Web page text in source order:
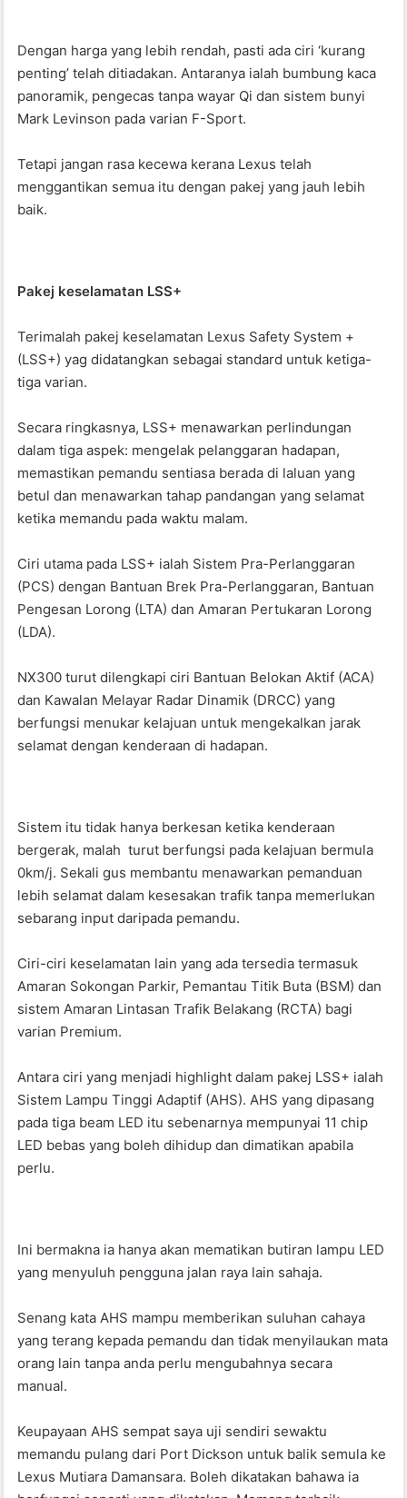
Dengan harga yang lebih rendah, pasti ada ciri ‘kurang
penting’ telah ditiadakan. Antaranya ialah bumbung kaca
panoramik, pengecas tanpa wayar Qi dan sistem bunyi
Mark Levinson pada varian F-Sport.
Tetapi jangan rasa kecewa kerana Lexus telah
menggantikan semua itu dengan pakej yang jauh lebih
baik.
Pakej keselamatan LSS+
Terimalah pakej keselamatan Lexus Safety System +
(LSS+) yag didatangkan sebagai standard untuk ketiga-
tiga varian.
Secara ringkasnya, LSS+ menawarkan perlindungan
dalam tiga aspek: mengelak pelanggaran hadapan,
memastikan pemandu sentiasa berada di laluan yang
betul dan menawarkan tahap pandangan yang selamat
ketika memandu pada waktu malam.
Ciri utama pada LSS+ ialah Sistem Pra-Perlanggaran
(PCS) dengan Bantuan Brek Pra-Perlanggaran, Bantuan
Pengesan Lorong (LTA) dan Amaran Pertukaran Lorong
(LDA).
NX300 turut dilengkapi ciri Bantuan Belokan Aktif (ACA)
dan Kawalan Melayar Radar Dinamik (DRCC) yang
berfungsi menukar kelajuan untuk mengekalkan jarak
selamat dengan kenderaan di hadapan.
Sistem itu tidak hanya berkesan ketika kenderaan
bergerak, malah turut berfungsi pada kelajuan bermula
0km/j. Sekali gus membantu menawarkan pemanduan
lebih selamat dalam kesesakan trafik tanpa memerlukan
sebarang input daripada pemandu.
Ciri-ciri keselamatan lain yang ada tersedia termasuk
Amaran Sokongan Parkir, Pemantau Titik Buta (BSM) dan
sistem Amaran Lintasan Trafik Belakang (RCTA) bagi
varian Premium.
Antara ciri yang menjadi highlight dalam pakej LSS+ ialah
Sistem Lampu Tinggi Adaptif (AHS). AHS yang dipasang
pada tiga beam LED itu sebenarnya mempunyai 11 chip
LED bebas yang boleh dihidup dan dimatikan apabila
perlu.
Ini bermakna ia hanya akan mematikan butiran lampu LED
yang menyuluh pengguna jalan raya lain sahaja.
Senang kata AHS mampu memberikan suluhan cahaya
yang terang kepada pemandu dan tidak menyilaukan mata
orang lain tanpa anda perlu mengubahnya secara
manual.
Keupayaan AHS sempat saya uji sendiri sewaktu
memandu pulang dari Port Dickson untuk balik semula ke
Lexus Mutiara Damansara. Boleh dikatakan bahawa ia